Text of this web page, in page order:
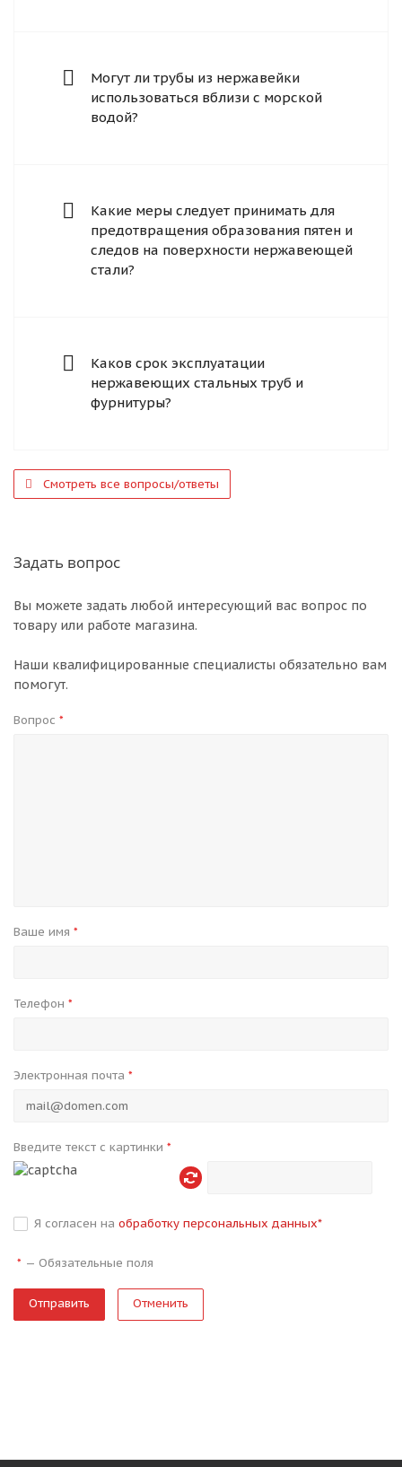
Могут ли трубы из нержавейки
использоваться вблизи с морской
водой?
Какие меры следует принимать для
предотвращения образования пятен и
следов на поверхности нержавеющей
стали?
Каков срок эксплуатации
нержавеющих стальных труб и
фурнитуры?
Смотреть все вопросы/ответы
Задать вопрос
Вы можете задать любой интересующий вас вопрос по
товару или работе магазина.
Наши квалифицированные специалисты обязательно вам
помогут.
Вопрос *
Ваше имя *
Телефон *
Электронная почта *
Введите текст с картинки *
Я согласен на обработку персональных данных*
* — Обязательные поля
Отменить